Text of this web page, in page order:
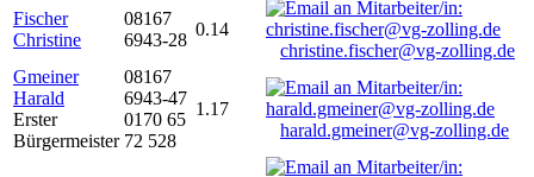
Fischer
Christine
08167
6943-28
0.14
christine.fischer@vg-zolling.de
Gmeiner
Harald
Erster
Bürgermeister
08167
6943-47
0170 65
72 528
1.17
harald.gmeiner@vg-zolling.de